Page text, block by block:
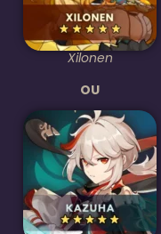
Xilonen
OU